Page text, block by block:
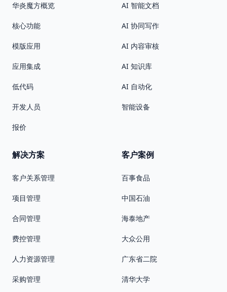
华炎魔方概览
核心功能
模版应用
应用集成
低代码
开发人员
报价
AI 智能文档
AI 协同写作
AI 内容审核
AI 知识库
AI 自动化
智能设备
解决方案
客户关系管理
项目管理
合同管理
费控管理
人力资源管理
采购管理
客户案例
百事食品
中国石油
海泰地产
大众公用
广东省二院
清华大学